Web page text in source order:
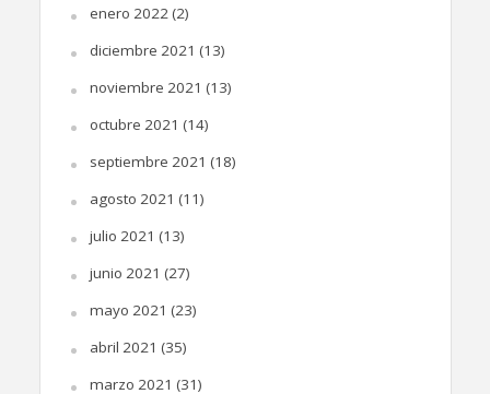
enero 2022(2)
diciembre 2021 (13)
noviembre 2021 (13)
octubre 2021 (14)
septiembre 2021 (18)
agosto 2021 (11)
julio 2021 (13)
junio 2021 (27)
mayo 2021 (23)
abril 2021 (35)
marzo 2021 (31)